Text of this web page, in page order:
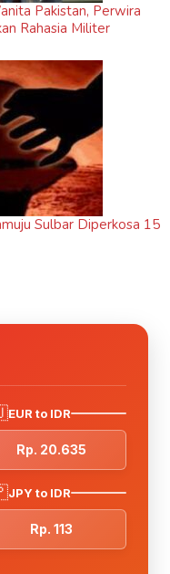
Pakistan, Perwira
Rahasia Militer
Sulbar Diperkosa 15
EUR to IDR
Rp. 20.635
JPY to IDR
Rp. 113